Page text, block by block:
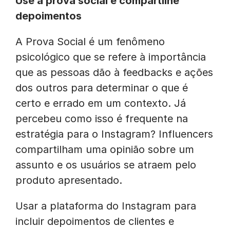
depoimentos
A Prova Social é um fenômeno
psicológico que se refere à importância
que as pessoas dão à feedbacks e ações
dos outros para determinar o que é
certo e errado em um contexto. Já
percebeu como isso é frequente na
estratégia para o Instagram? Influencers
compartilham uma opinião sobre um
assunto e os usuários se atraem pelo
produto apresentado.
Usar a plataforma do Instagram para
incluir depoimentos de clientes e